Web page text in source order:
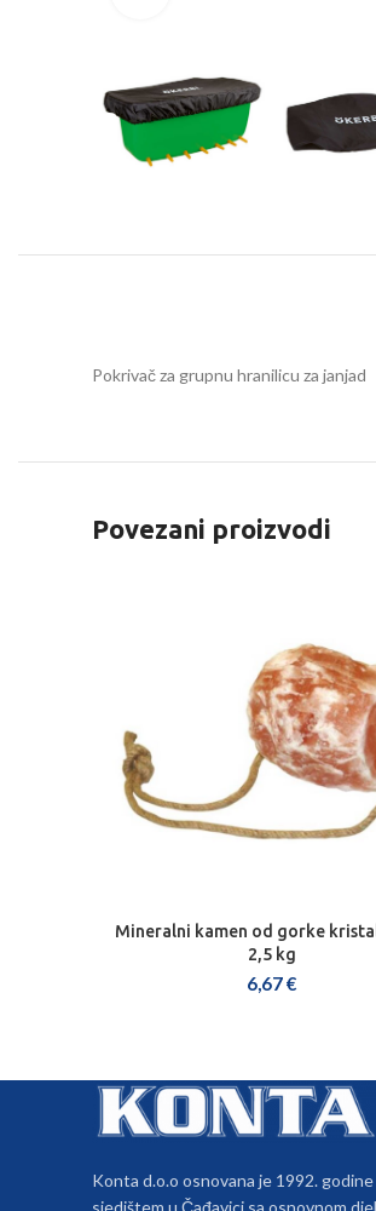
Pokrivač za grupnu hranilicu za janjad
Povezani proizvodi
DODAJ U KOŠARICU
Mineralni kamen od gorke
2,5 kg
6,67€
Konta d.o.o osnovana je 1992. godine
sjedištem u Čađavici sa osnovnom